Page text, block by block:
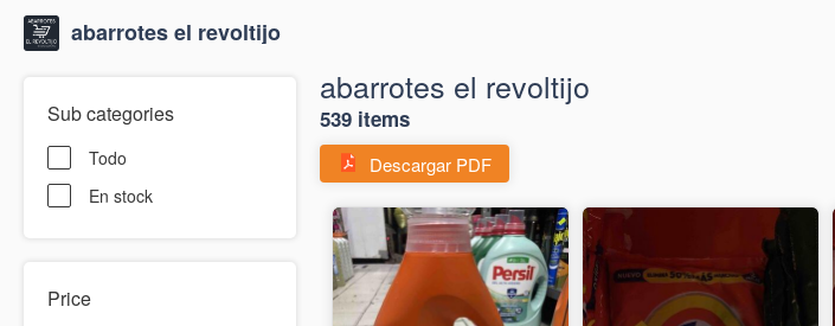
abarrotes el revoltijo
Sub categories
Todo
En stock
Price
abarrotes el revoltijo
539 items
Descargar PDF